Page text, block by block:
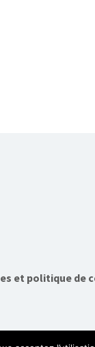
et politique de